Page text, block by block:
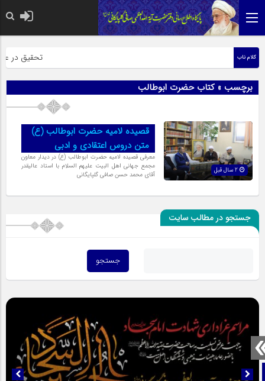
صفحه نخست
کلام ناب تحقیق در
برچسب » کتاب حضرت ابوطالب
قصیده لامیه حضرت ابوطالب (ع)
متن دروس اعتقادی و ادبی
معرفی قصیده لامیه حضرت ابوطالب (ع) در دیدار معاون
مجمع جهانی اهل البیت علیهم السلام با استاد عالیقدر
آقای محمد حسن صافی گلپایگانی
جستجو در مطالب سایت